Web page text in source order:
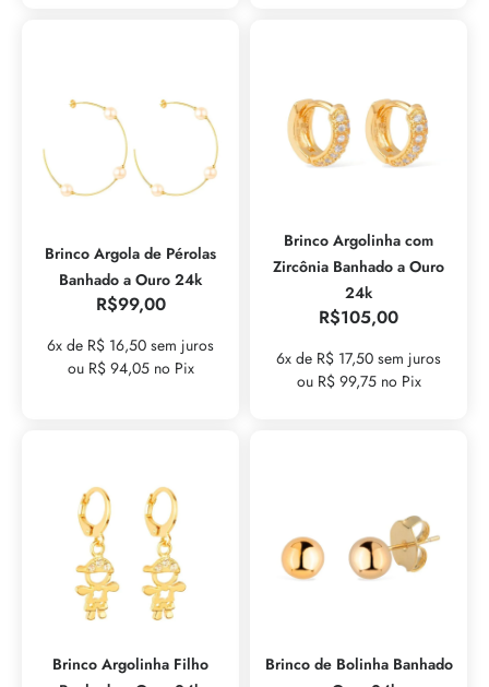
Brinco Argola de Pérolas
Banhado a Ouro 24k
R$99,00
6x de R$ 16,50 sem juros
ou R$ 94,05 no Pix
Brinco Argolinha com
Zircônia Banhado a Ouro
24k
R$105,00
6x de R$ 17,50 sem juros
ou R$ 99,75 no Pix
Brinco Argolinha Filho
Brinco de Bolinha Banhado